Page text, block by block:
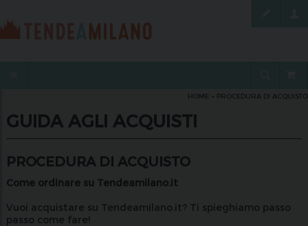
HOME » PROCEDURA DI ACQUISTO
GUIDA AGLI ACQUISTI
PROCEDURA DI ACQUISTO
Come ordinare su Tendeamilano.it
Vuoi acquistare su Tendeamilano.it? Ti spieghiamo passo
passo come fare!